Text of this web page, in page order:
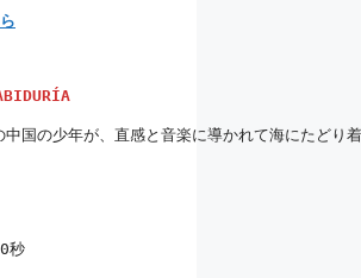
中国の少年が、直感と音楽に導かれて海にたど
秒